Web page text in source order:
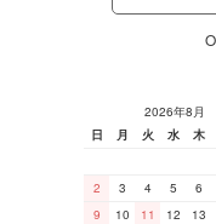
2026年8月
日
月 火 水 木
2
3 4 5 6
9
10 11 12 13